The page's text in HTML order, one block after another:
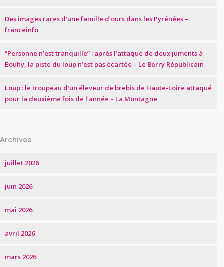
Des images rares d’une famille d’ours dans les Pyrénées –
franceinfo
“Personne n’est tranquille” : après l’attaque de deux juments à
Bouhy, la piste du loup n’est pas écartée – Le Berry Républicain
Loup : le troupeau d’un éleveur de brebis de Haute-Loire attaqué
pour la deuxième fois de l’année – La Montagne
Archives
juillet 2026
juin 2026
mai 2026
avril 2026
mars 2026